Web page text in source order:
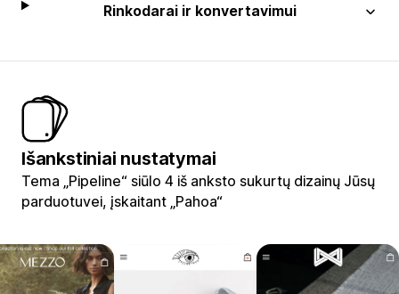
Rinkodarai ir konvertavimui
Išankstiniai nustatymai
Tema „Pipeline“ siūlo 4 iš anksto sukurtų dizainų Jūsų
parduotuvei, įskaitant „Pahoa“